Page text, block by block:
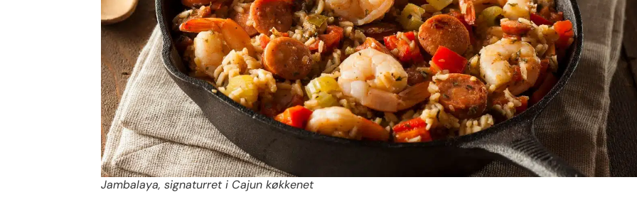
Jambalaya, signaturret i Cajun køkkenet